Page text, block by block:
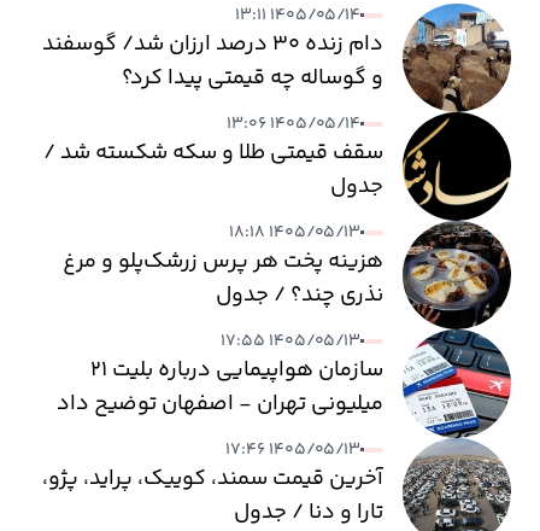
۱۴۰۵/۰۵/۱۴ ۱۳:۱۱
دام زنده ۳۰ درصد ارزان شد/ گوسفند
و گوساله چه قیمتی پیدا کرد؟
۱۴۰۵/۰۵/۱۴ ۱۳:۰۶
سقف قیمتی طلا و سکه شکسته شد /
جدول
۱۴۰۵/۰۵/۱۳ ۱۸:۱۸
هزینه پخت هر پرس زرشک‌پلو و مرغ
نذری چند؟ / جدول
۱۴۰۵/۰۵/۱۳ ۱۷:۵۵
سازمان هواپیمایی درباره بلیت ۲۱
میلیونی تهران - اصفهان توضیح داد
۱۴۰۵/۰۵/۱۳ ۱۷:۴۶
آخرین قیمت سمند، کوییک، پراید، پژو،
تارا و دنا / جدول